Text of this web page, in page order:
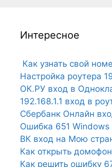
Интересное
Как узнать свой
Настройка роутера
ОК.РУ вход в
192.168.1.1 вход в
Сбербанк Онлайн
Ошибка 651 Windows
ВК вход на Мою
Как открыть
Как решить ошибку